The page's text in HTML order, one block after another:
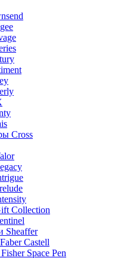
Cross
Collection
Sheaffer
Castell
Space Pen